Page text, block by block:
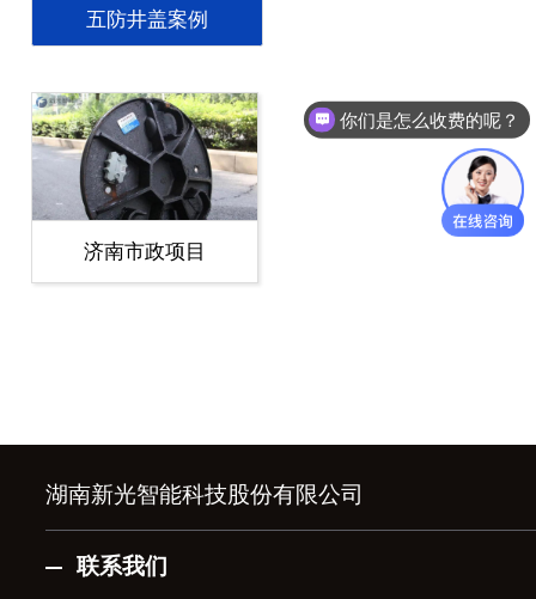
五防井盖案例
济南市政项目
湖南新光智能科技股份有限公司
联系我们
你们是怎么收费的呢？